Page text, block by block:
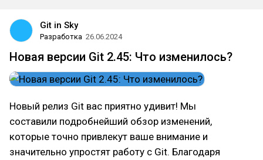
Git in Sky
Разработка 26.06.2024
Новая версии Git 2.45: Что изменилось?
Новый релиз Git вас приятно удивит! Мы
составили подробнейший обзор изменений,
которые точно привлекут ваше внимание и
значительно упростят работу с Git. Благодаря